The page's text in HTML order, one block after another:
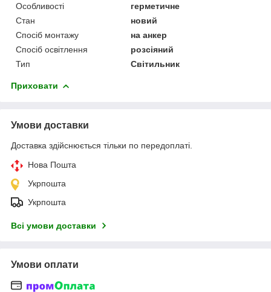
Особливості
герметичне
Стан
новий
Спосіб монтажу
на анкер
Спосіб освітлення
розсіяний
Тип
Світильник
Приховати
Умови доставки
Доставка здійснюється тільки по передоплаті.
Нова Пошта
Укрпошта
Укрпошта
Всі умови доставки
Умови оплати